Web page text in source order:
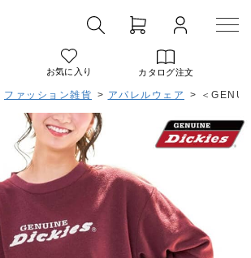
お気に入り カタログ注文
ファッション雑貨 > アパレルウェア > ＜